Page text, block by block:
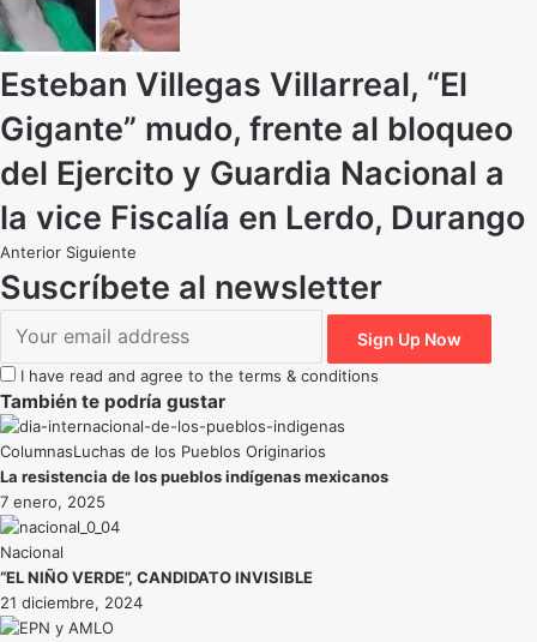
Esteban Villegas Villarreal, “El
Gigante” mudo, frente al bloqueo
del Ejercito y Guardia Nacional a
la vice Fiscalía en Lerdo, Durango
Anterior Siguiente
Suscríbete al newsletter
I have read and agree to the terms & conditions
También te podría gustar
Luchas de los Pueblos Originarios
La resistencia de los pueblos indígenas mexicanos
7 enero, 2025
Nacional
“EL NIÑO VERDE”, CANDIDATO INVISIBLE
21 diciembre, 2024